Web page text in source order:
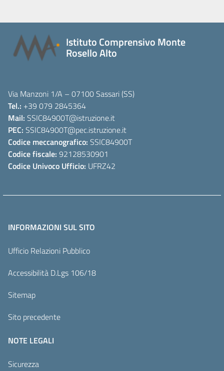
Istituto Comprensivo Monte
Rosello Alto
Via Manzoni 1/A – 07100 Sassari (SS)
Tel.: +39 079 2845364
Mail: SSIC84900T@istruzione.it
PEC: SSIC84900T@pec.istruzione.it
Codice meccanografico: SSIC84900T
Codice fiscale: 92128530901
Codice Univoco Ufficio: UFRZ42
INFORMAZIONI SUL SITO
Ufficio Relazioni Pubblico
Accessibilità D.Lgs 106/18
Sitemap
Sito precedente
NOTE LEGALI
Sicurezza